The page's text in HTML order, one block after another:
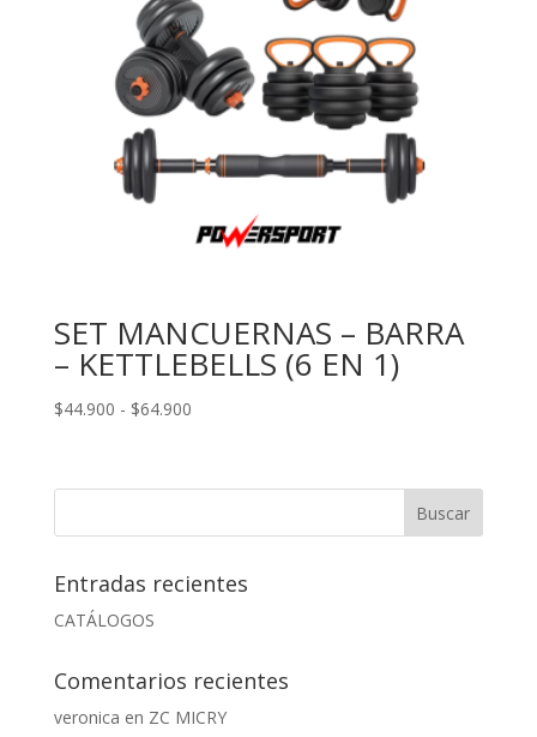
SET MANCUERNAS – BARRA
– KETTLEBELLS (6 EN 1)
$44.900 - $64.900Rango
desde
$64.900
Entradas recientes
CATÁLOGOS
Comentarios recientes
veronica en ZC MICRY